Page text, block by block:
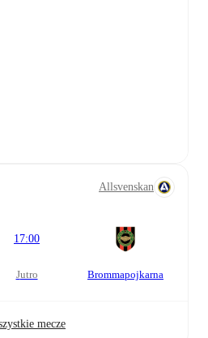
Allsvenskan
17:00
jutro Brommapojkarna
mecze